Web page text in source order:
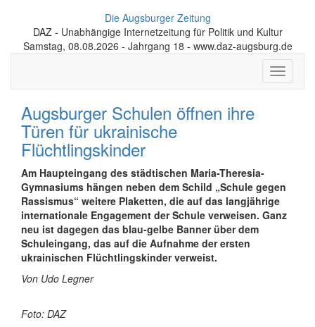
Die Augsburger Zeitung
DAZ - Unabhängige Internetzeitung für Politik und Kultur
Samstag, 08.08.2026 - Jahrgang 18 - www.daz-augsburg.de
Toggle
Augsburger Schulen öffnen ihre
Türen für ukrainische
Flüchtlingskinder
Am Haupteingang des städtischen Maria-Theresia-
Gymnasiums hängen neben dem Schild „Schule gegen
Rassismus“ weitere Plaketten, die auf das langjährige
internationale Engagement der Schule verweisen. Ganz
neu ist dagegen das blau-gelbe Banner über dem
Schuleingang, das auf die Aufnahme der ersten
ukrainischen Flüchtlingskinder verweist.
Von Udo Legner
Foto: DAZ